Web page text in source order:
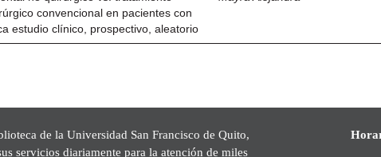
convencional en pacientes con
estudio clínico, prospectivo, aleatorio
de la Universidad San Francisco de Quito,
servicios diariamente para la atención de miles